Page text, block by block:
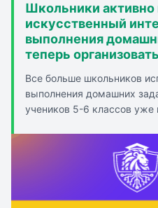
Школьники активно
искусственный
выполнения
теперь
Все больше школьников
выполнения домашних
учеников 5-6 классов
выполняют задания с
замечают, что все чаще
с использованием
нейросети от работы